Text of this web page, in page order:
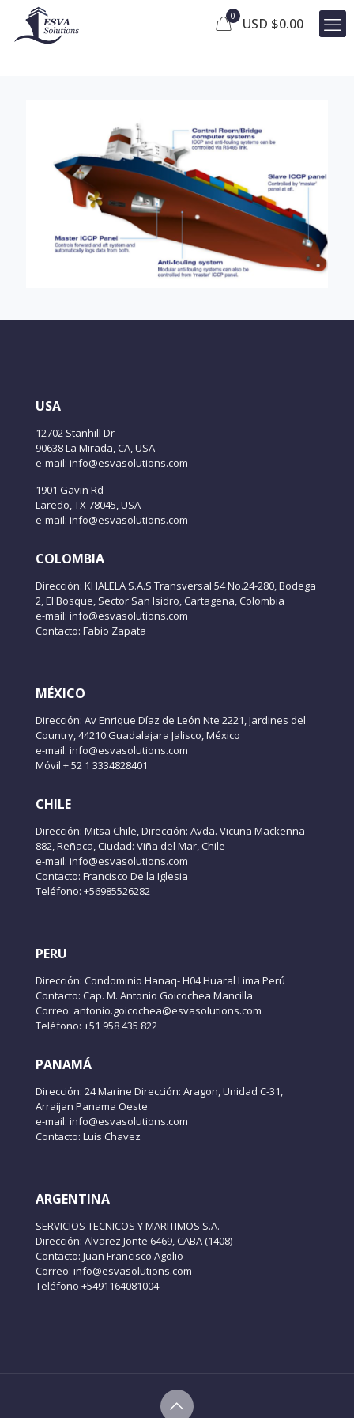
0 USD $0.00
USA
12702 Stanhill Dr
90638 La Mirada, CA, USA
e-mail: info@esvasolutions.com
1901 Gavin Rd
Laredo, TX 78045, USA
e-mail: info@esvasolutions.com
COLOMBIA
Dirección: KHALELA S.A.S Transversal 54 No.24-280, Bodega
2, El Bosque, Sector San Isidro, Cartagena, Colombia
e-mail: info@esvasolutions.com
Contacto: Fabio Zapata
MÉXICO
Dirección: Av Enrique Díaz de León Nte 2221, Jardines del
Country, 44210 Guadalajara Jalisco, México
e-mail: info@esvasolutions.com
Móvil + 52 1 3334828401
CHILE
Dirección: Mitsa Chile, Dirección: Avda. Vicuña Mackenna
882, Reñaca, Ciudad: Viña del Mar, Chile
e-mail: info@esvasolutions.com
Contacto: Francisco De la Iglesia
Teléfono: +56985526282
PERU
Dirección: Condominio Hanaq- H04 Huaral Lima Perú
Contacto: Cap. M. Antonio Goicochea Mancilla
Correo: antonio.goicochea@esvasolutions.com
Teléfono: +51 958 435 822
PANAMÁ
Dirección: 24 Marine Dirección: Aragon, Unidad C-31,
Arraijan Panama Oeste
e-mail: info@esvasolutions.com
Contacto: Luis Chavez
ARGENTINA
SERVICIOS TECNICOS Y MARITIMOS S.A.
Dirección: Alvarez Jonte 6469, CABA (1408)
Contacto: Juan Francisco Agolio
Correo: info@esvasolutions.com
Teléfono +5491164081004